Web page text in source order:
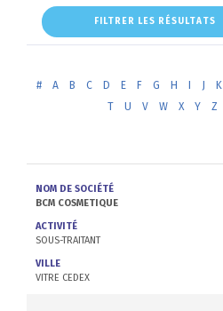
FILTRER LES RÉSULTATS
# A B C D E F G H I J K
T
U V W X Y Z
NOM DE SOCIÉTÉ
BCM COSMETIQUE
ACTIVITÉ
SOUS-TRAITANT
VILLE
VITRE CEDEX